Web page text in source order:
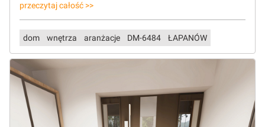
przeczytaj całość >>
dom wnętrza aranżacje DM-6484 ŁAPANÓW